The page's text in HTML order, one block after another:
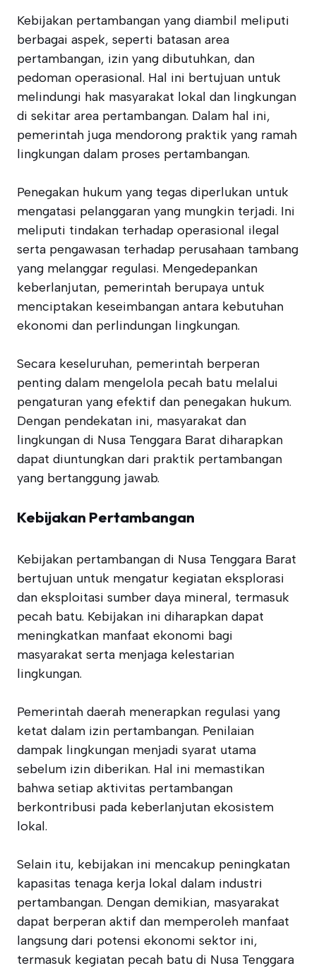
Kebijakan pertambangan yang diambil meliputi
berbagai aspek, seperti batasan area
pertambangan, izin yang dibutuhkan, dan
pedoman operasional. Hal ini bertujuan untuk
melindungi hak masyarakat lokal dan lingkungan
di sekitar area pertambangan. Dalam hal ini,
pemerintah juga mendorong praktik yang ramah
lingkungan dalam proses pertambangan.
Penegakan hukum yang tegas diperlukan untuk
mengatasi pelanggaran yang mungkin terjadi. Ini
meliputi tindakan terhadap operasional ilegal
serta pengawasan terhadap perusahaan tambang
yang melanggar regulasi. Mengedepankan
keberlanjutan, pemerintah berupaya untuk
menciptakan keseimbangan antara kebutuhan
ekonomi dan perlindungan lingkungan.
Secara keseluruhan, pemerintah berperan
penting dalam mengelola pecah batu melalui
pengaturan yang efektif dan penegakan hukum.
Dengan pendekatan ini, masyarakat dan
lingkungan di Nusa Tenggara Barat diharapkan
dapat diuntungkan dari praktik pertambangan
yang bertanggung jawab.
Kebijakan Pertambangan
Kebijakan pertambangan di Nusa Tenggara Barat
bertujuan untuk mengatur kegiatan eksplorasi
dan eksploitasi sumber daya mineral, termasuk
pecah batu. Kebijakan ini diharapkan dapat
meningkatkan manfaat ekonomi bagi
masyarakat serta menjaga kelestarian
lingkungan.
Pemerintah daerah menerapkan regulasi yang
ketat dalam izin pertambangan. Penilaian
dampak lingkungan menjadi syarat utama
sebelum izin diberikan. Hal ini memastikan
bahwa setiap aktivitas pertambangan
berkontribusi pada keberlanjutan ekosistem
lokal.
Selain itu, kebijakan ini mencakup peningkatan
kapasitas tenaga kerja lokal dalam industri
pertambangan. Dengan demikian, masyarakat
dapat berperan aktif dan memperoleh manfaat
langsung dari potensi ekonomi sektor ini,
termasuk kegiatan pecah batu di Nusa Tenggara